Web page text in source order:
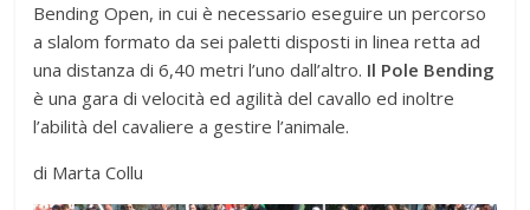
Bending Open, in cui è necessario eseguire un percorso
a slalom formato da sei paletti disposti in linea retta ad
una distanza di 6,40 metri l’uno dall’altro. Il Pole Bending
è una gara di velocità ed agilità del cavallo ed inoltre
l’abilità del cavaliere a gestire l’animale.
di Marta Collu